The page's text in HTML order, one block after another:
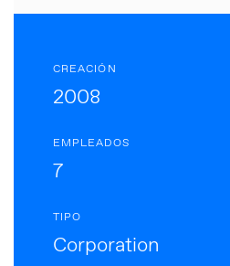
CREACIÓN
2008
EMPLEADOS
7
TIPO
Corporation